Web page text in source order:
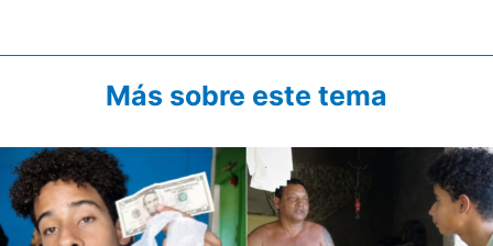
Más sobre este tema